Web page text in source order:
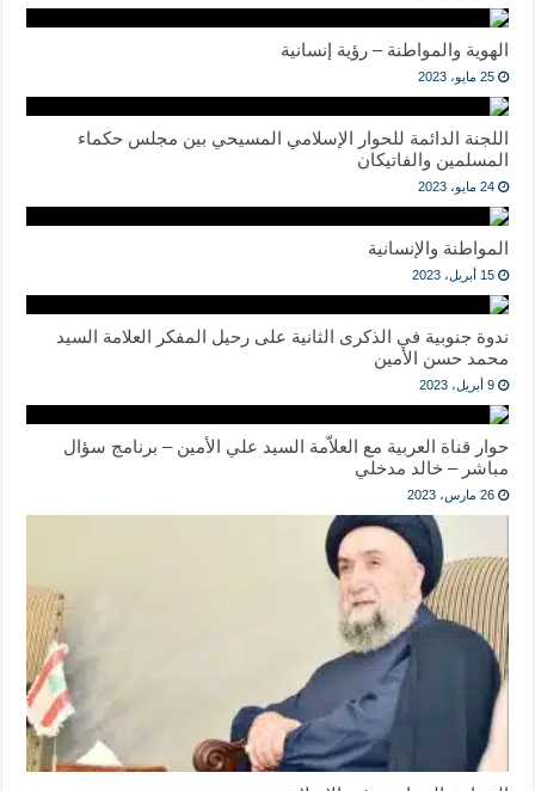
الهوية والمواطنة – رؤية إنسانية
25 مايو، 2023
اللجنة الدائمة للحوار الإسلامي المسيحي بين مجلس حكماء
المسلمين والفاتيكان
24 مايو، 2023
المواطنة والإنسانية
15 أبريل، 2023
ندوة جنوبية في الذكرى الثانية على رحيل المفكر العلامة السيد
محمد حسن الأمين
9 أبريل، 2023
حوار قناة العربية مع العلاّمة السيد علي الأمين – برنامج سؤال
مباشر – خالد مدخلي
26 مارس، 2023